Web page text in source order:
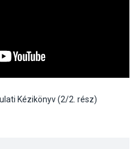
Kézikönyv (2/2. rész)